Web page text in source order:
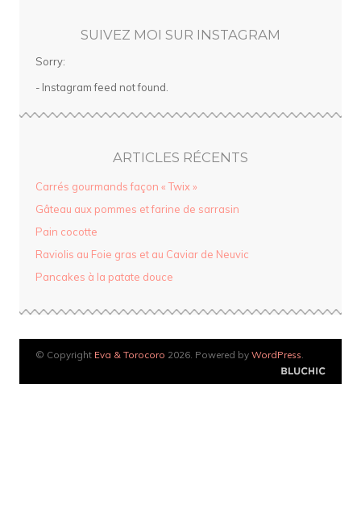
SUIVEZ MOI SUR INSTAGRAM
Sorry:
- Instagram feed not found.
ARTICLES RÉCENTS
Carrés gourmands façon « Twix »
Gâteau aux pommes et farine de sarrasin
Pain cocotte
Raviolis au Foie gras et au Caviar de Neuvic
Pancakes à la patate douce
© Copyright Eva & Torocoro 2026. Powered by WordPress.